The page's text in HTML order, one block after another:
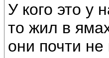
У кого это у
то жил в
они почти